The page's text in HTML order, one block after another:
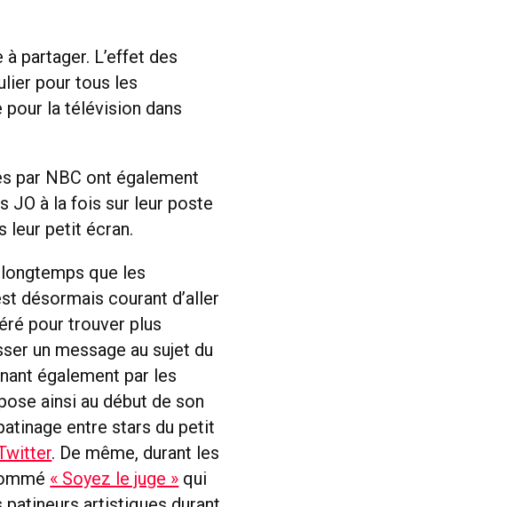
partager. L’effet des
pour tous les
la télévision dans
par NBC ont également
JO à la fois sur leur poste
leur petit écran.
que les
désormais courant d’aller
pour trouver plus
un message au sujet du
également par les
ainsi au début de son
entre stars du petit
. De même, durant les
« Soyez le juge » qui